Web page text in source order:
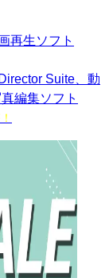
再生ソフト
Suite、動
編集ソフト